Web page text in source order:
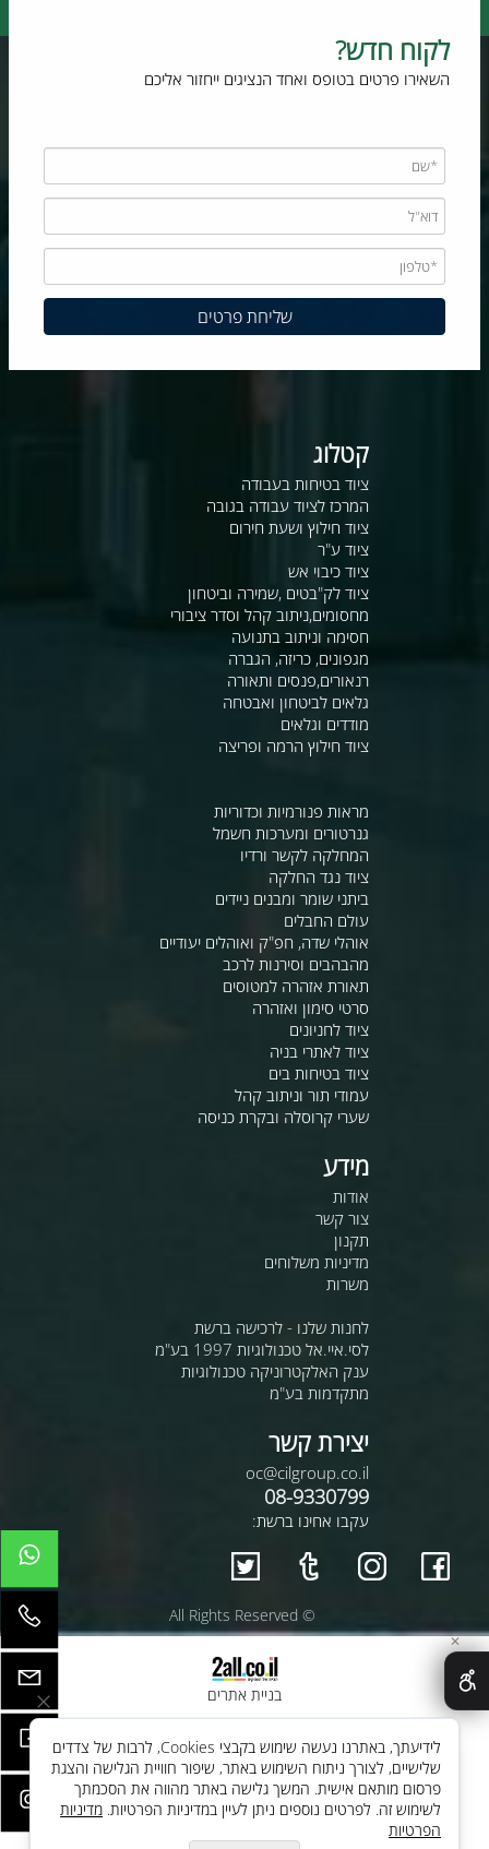
לקוח חדש?
השאירו פרטים בטופס ואחד הנציגים ייחזור אליכם
קטלוג
ציוד בטיחות בעבודה
המרכז לציוד עבודה בגובה
ציוד חילוץ ושעת חירום
ציוד ע"ר
ציוד כיבוי אש
ציוד לק"בטים ,שמירה וביטחון
מחסומים,ניתוב קהל וסדר ציבורי
חסימה וניתוב בתנועה
מגפונים, כריזה, הגברה
רנאורים,פנסים ותאורה
גלאים לביטחון ואבטחה
מודדים וגלאים
ציוד חילוץ הרמה ופריצה
מראות פנורמיות וכדוריות
גנרטורים ומערכות חשמל
המחלקה לקשר ורדיו
ציוד נגד החלקה
ביתני שומר ומבנים ניידים
עולם החבלים
אוהלי שדה, חפ"ק ואוהלים יעודיים
מהבהבים וסירנות לרכב
תאורת אזהרה למטוסים
סרטי סימון ואזהרה
ציוד לחניונים
ציוד לאתרי בניה
ציוד בטיחות בים
עמודי תור וניתוב קהל
שערי קרוסלה ובקרת כניסה
מידע
אודות
צור קשר
תקנון
מדיניות משלוחים
משרות
לחנות שלנו - לרכישה ברשת
לסי.איי.אל טכנולוגיות 1997 בע"מ
ענק האלקטרוניקה טכנולוגיות
מתקדמות בע"מ
יצירת קשר
oc@cilgroup.co.il
08-9330799
עקבו אחינו ברשת:
© All Rights Reserved
בניית אתרים
✕
לידיעתך, באתרנו נעשה שימוש בקבצי Cookies, לרבות של צדדים
שלישיים, לצורך ניתוח השימוש באתר, שיפור חוויית הגלישה והצגת
פרסום מותאם אישית. המשך גלישה באתר מהווה את הסכמתך
לשימוש זה. לפרטים נוספים ניתן לעיין במדיניות הפרטיות. מדיניות
הפרטיות